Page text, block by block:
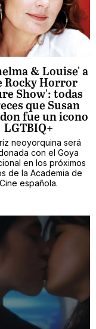
& Louise' a
Rocky Horror
Show': todas
que Susan
fue un icono
LGTBIQ+
neoyorquina será
con el Goya
en los próximos
de la Academia de
Cine española.